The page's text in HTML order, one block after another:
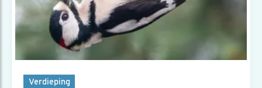
Verdieping